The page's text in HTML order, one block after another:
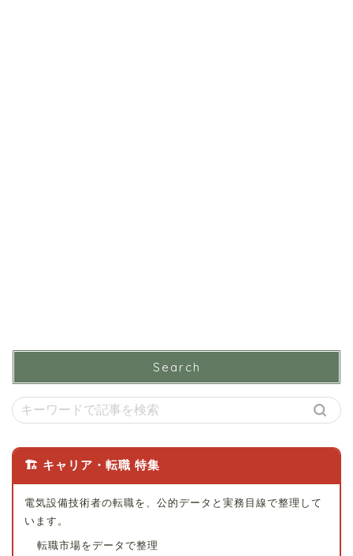
Search
🏗 キャリア・転職 特集
電気設備技術者の転職を、公的データと実務目線で整理して
います。
転職市場をデータで整理